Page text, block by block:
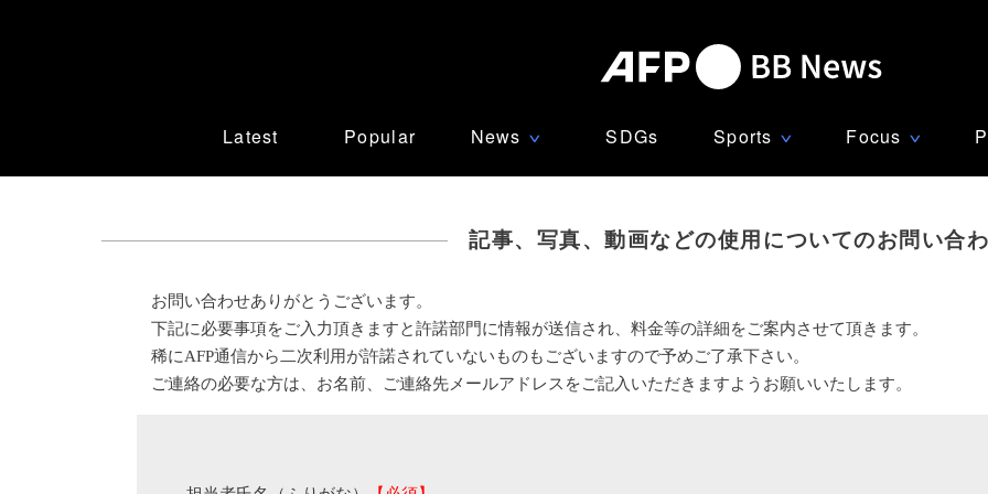
Latest Popular News ∨ SDGs Sports ∨ Focus ∨
記事、写真、動画などの使用についてのお問い合
お問い合わせありがとうございます。
下記に必要事項をご入力頂きますと許諾部門に情報が送信され、料金等の詳細をご案内させて頂きます。
稀にAFP通信から二次利用が許諾されていないものもございますので予めご了承下さい。
ご連絡の必要な方は、お名前、ご連絡先メールアドレスをご記入いただきますようお願いいたします。